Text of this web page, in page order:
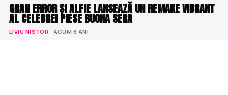
GRAN ERROR ȘI ALFIE LANSEAZĂ UN REMAKE VIBRANT
AL CELEBREI PIESE BUONA SERA
LIVIU NISTOR · ACUM 6 ANI